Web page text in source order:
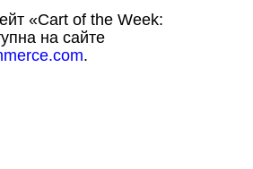
«Cart of the Week:
на сайте
.